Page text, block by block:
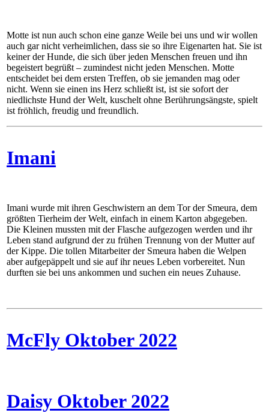
Motte ist nun auch schon eine ganze Weile bei uns und wir wollen
auch gar nicht verheimlichen, dass sie so ihre Eigenarten hat. Sie ist
keiner der Hunde, die sich über jeden Menschen freuen und ihn
begeistert begrüßt – zumindest nicht jeden Menschen. Motte
entscheidet bei dem ersten Treffen, ob sie jemanden mag oder
nicht. Wenn sie einen ins Herz schließt ist, ist sie sofort der
niedlichste Hund der Welt, kuschelt ohne Berührungsängste, spielt
ist fröhlich, freudig und freundlich.
Imani
Imani wurde mit ihren Geschwistern an dem Tor der Smeura, dem
größten Tierheim der Welt, einfach in einem Karton abgegeben.
Die Kleinen mussten mit der Flasche aufgezogen werden und ihr
Leben stand aufgrund der zu frühen Trennung von der Mutter auf
der Kippe. Die tollen Mitarbeiter der Smeura haben die Welpen
aber aufgepäppelt und sie auf ihr neues Leben vorbereitet. Nun
durften sie bei uns ankommen und suchen ein neues Zuhause.
McFly Oktober 2022
Daisy Oktober 2022